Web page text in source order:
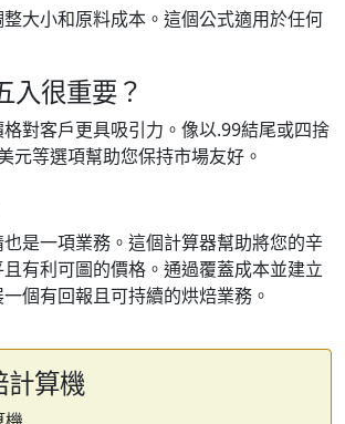
大小和原料成本。這個公式適用於任何
入很重要？
對客戶更具吸引力。像以.99結尾或四捨
元等選項幫助您保持市場友好。
是一項業務。這個計算器幫助將您的辛
有利可圖的價格。通過覆蓋成本並建立
個有回報且可持續的烘焙業務。
計算機